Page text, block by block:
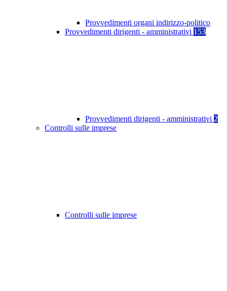
Provvedimenti organi indirizzo-politico
Provvedimenti dirigenti - amministrativi 153
Provvedimenti dirigenti - amministrativi 2
Controlli sulle imprese
Controlli sulle imprese